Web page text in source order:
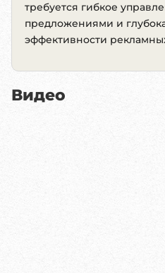
требуется гибкое
предложениями и
эффективности
Видео